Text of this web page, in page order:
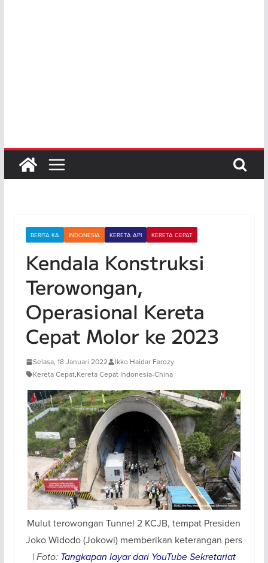
BERITA KA INDONESIA KERETA API KERETA CEPAT
Kendala Konstruksi
Terowongan,
Operasional Kereta
Cepat Molor ke 2023
Selasa, 18 Januari 2022
Ikko Haidar Farozy
Kereta Cepat,Kereta Cepat Indonesia-China
Mulut terowongan Tunnel 2 KCJB, tempat Presiden
Joko Widodo (Jokowi) memberikan keterangan pers
| Foto: Tangkapan layar dari YouTube Sekretariat